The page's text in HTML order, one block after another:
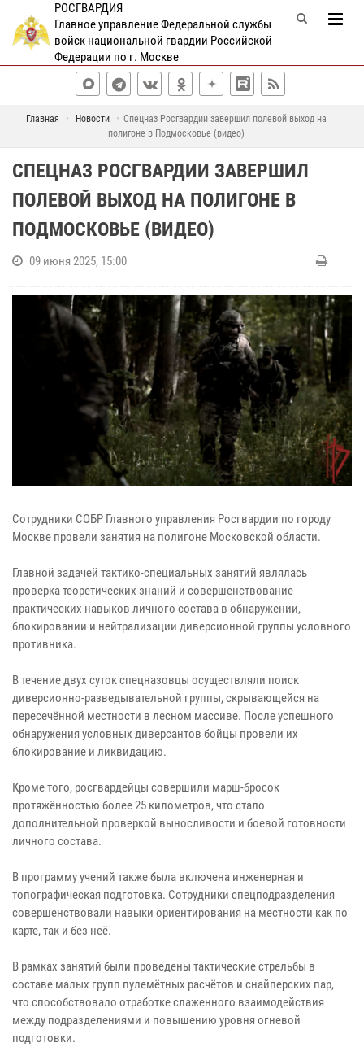
РОСГВАРДИЯ
Главное управление Федеральной службы
войск национальной гвардии Российской
Федерации по г. Москве
Главная Новости
Спецназ Росгвардии завершил полевой выход на
полигоне в Подмосковье (видео)
СПЕЦНАЗ РОСГВАРДИИ ЗАВЕРШИЛ
ПОЛЕВОЙ ВЫХОД НА ПОЛИГОНЕ В
ПОДМОСКОВЬЕ (ВИДЕО)
09 июня 2025, 15:00
Сотрудники СОБР Главного управления Росгвардии по городу
Москве провели занятия на полигоне Московской области.
Главной задачей тактико-специальных занятий являлась
проверка теоретических знаний и совершенствование
практических навыков личного состава в обнаружении,
блокировании и нейтрализации диверсионной группы условного
противника.
В течение двух суток спецназовцы осуществляли поиск
диверсионно-разведывательной группы, скрывающейся на
пересечённой местности в лесном массиве. После успешного
обнаружения условных диверсантов бойцы провели их
блокирование и ликвидацию.
Кроме того, росгвардейцы совершили марш-бросок
протяжённостью более 25 километров, что стало
дополнительной проверкой выносливости и боевой готовности
личного состава.
В программу учений также была включена инженерная и
топографическая подготовка. Сотрудники спецподразделения
совершенствовали навыки ориентирования на местности как по
карте, так и без неё.
В рамках занятий были проведены тактические стрельбы в
составе малых групп пулемётных расчётов и снайперских пар,
что способствовало отработке слаженного взаимодействия
между подразделениями и повышению уровня огневой
подготовки.